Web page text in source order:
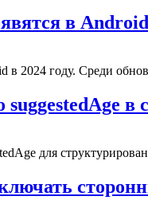
в Android
в 2024 году. Среди
suggestedAge
для